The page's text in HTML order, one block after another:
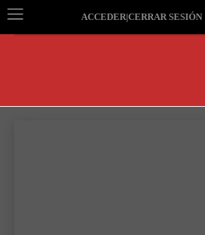
ACCEDER|CERRAR SESIÓN